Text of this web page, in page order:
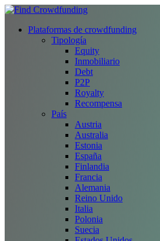
Plataformas de crowdfunding
Tipología
Equity
Inmobiliario
Debt
P2P
Royalty
Recompensa
País
Austria
Australia
Estonia
España
Finlandia
Francia
Alemania
Reino Unido
Italia
Polonia
Suecia